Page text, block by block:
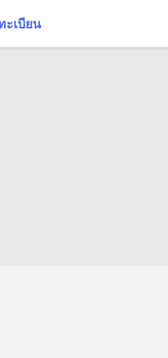
ะเบียน